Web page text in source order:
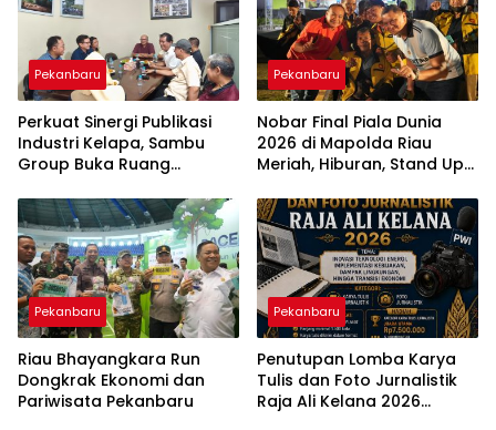
Pekanbaru
Perkuat Sinergi Publikasi
Industri Kelapa, Sambu
Group Buka Ruang
Riau
Pekanbaru
Nobar Final Piala Dunia
2026 di Mapolda Riau
Meriah, Hiburan, Stand Up
Warnai Acara
Pekanbaru
Riau Bhayangkara Run
Dongkrak Ekonomi dan
Pariwisata Pekanbaru
Pekanbaru
Penutupan Lomba Karya
Tulis dan Foto Jurnalistik
Raja Ali Kelana 2026